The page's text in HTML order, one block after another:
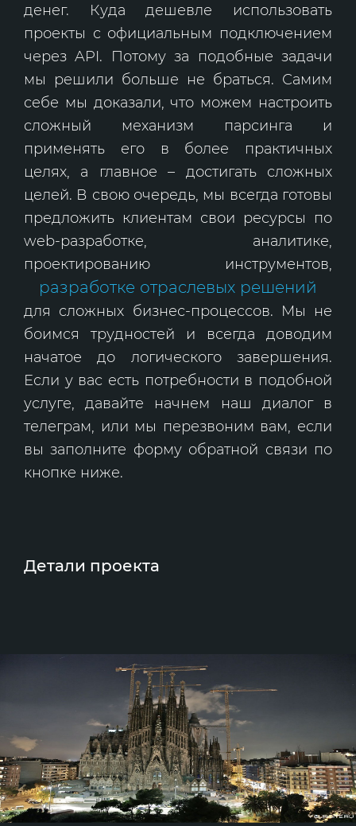
денег. Куда дешевле использовать
проекты с официальным подключением
через API. Потому за подобные задачи
мы решили больше не браться. Самим
себе мы доказали, что можем настроить
сложный механизм парсинга и
применять его в более практичных
целях, а главное – достигать сложных
целей. В свою очередь, мы всегда готовы
предложить клиентам свои ресурсы по
web-разработке, аналитике,
проектированию инструментов,
разработке отраслевых решений
для сложных бизнес-процессов. Мы не
боимся трудностей и всегда доводим
начатое до логического завершения.
Если у вас есть потребности в подобной
услуге, давайте начнем наш диалог в
телеграм, или мы перезвоним вам, если
вы заполните форму обратной связи по
кнопке ниже.
Детали проекта